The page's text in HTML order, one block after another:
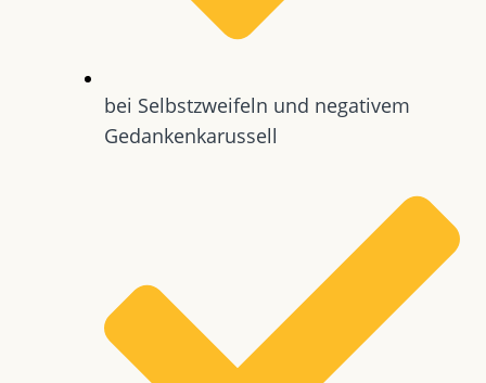
bei Selbstzweifeln und negativem
Gedankenkarussell